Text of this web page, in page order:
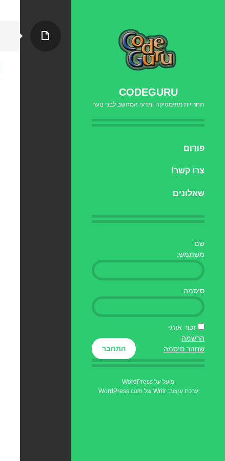
CODEGURU
תחרויות מתימטיקה ומדעי המחשב לבני נוער
דילוג
פורום
צרו קשר!
שאלונים
שם
משתמש:
סיסמה:
זכור אותי
התחבר
הרשמה
שחזור סיסמה
פועל על WordPress
ערכת עיצוב: Writr של
WordPress.com
עמוד